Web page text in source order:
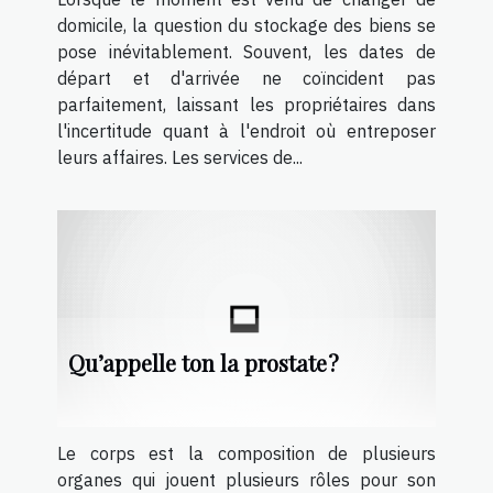
domicile, la question du stockage des biens se
pose inévitablement. Souvent, les dates de
départ et d'arrivée ne coïncident pas
parfaitement, laissant les propriétaires dans
l'incertitude quant à l'endroit où entreposer
leurs affaires. Les services de...
Qu’appelle ton la prostate ?
Le corps est la composition de plusieurs
organes qui jouent plusieurs rôles pour son